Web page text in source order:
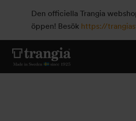
Den officiella Trangia
öppen! Besök https://